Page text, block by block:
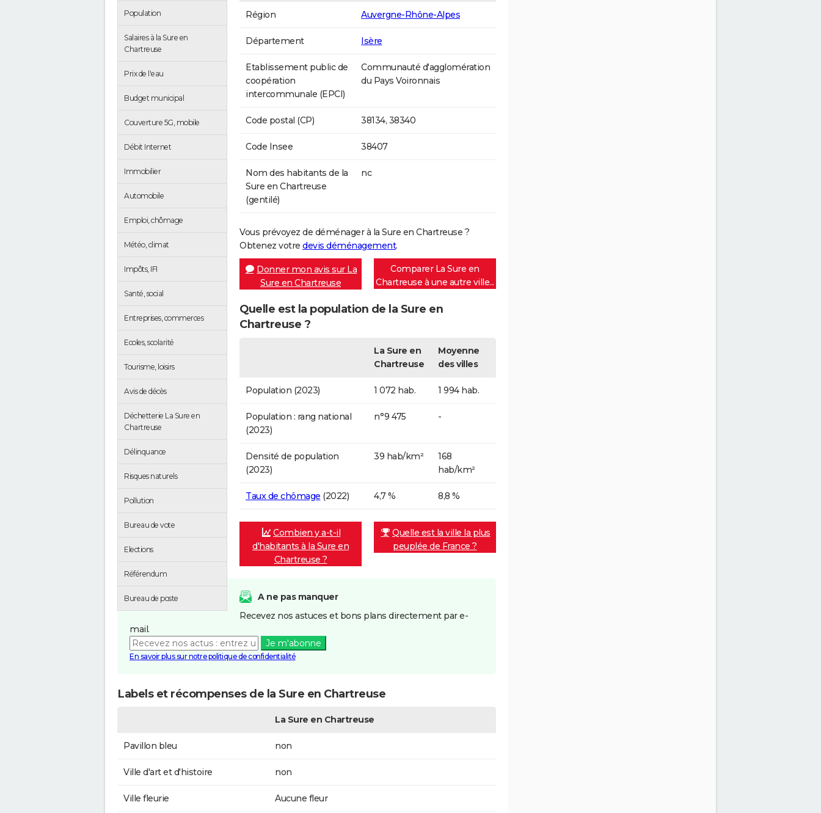
Population
Salaires à la Sure en
Chartreuse
Prix de l'eau
Budget municipal
Couverture 5G, mobile
Débit Internet
Immobilier
Automobile
Emploi, chômage
Météo, climat
Impôts, IFI
Santé, social
Entreprises, commerces
Ecoles, scolarité
Tourisme, loisirs
Avis de décès
Déchetterie La Sure en
Chartreuse
Délinquance
Risques naturels
Pollution
Bureau de vote
Elections
Référendum
Bureau de poste
Région Auvergne-Rhône-Alpes
Département Isère
Etablissement public de
coopération
intercommunale (EPCI)
Communauté d'agglomération
du Pays Voironnais
Code postal (CP) 38134, 38340
Code Insee 38407
Nom des habitants de la
Sure en Chartreuse
(gentilé)
nc
Vous prévoyez de déménager à la Sure en Chartreuse ?
Obtenez votre devis déménagement.
Donner mon avis sur La
Sure en Chartreuse
Comparer La Sure en
Chartreuse à une autre ville...
Quelle est la population de la Sure en
Chartreuse ?
La Sure en
Chartreuse
Moyenne
des villes
Population (2023) 1 072 hab. 1 994 hab.
Population : rang national
(2023)
n°9 475 -
Densité de population
(2023)
39 hab/km²
168
hab/km²
Taux de chômage (2022) 4,7 % 8,8 %
Combien y a-t-il
d'habitants à la Sure en
Chartreuse ?
Quelle est la ville la plus
peuplée de France ?
A ne pas manquer
Recevez nos astuces et bons plans directement par e-
mail.
Je m'abonne
En savoir plus sur notre politique de confidentialité
Labels et récompenses de la Sure en Chartreuse
La Sure en Chartreuse
Pavillon bleu non
Ville d'art et d'histoire non
Ville fleurie Aucune fleur